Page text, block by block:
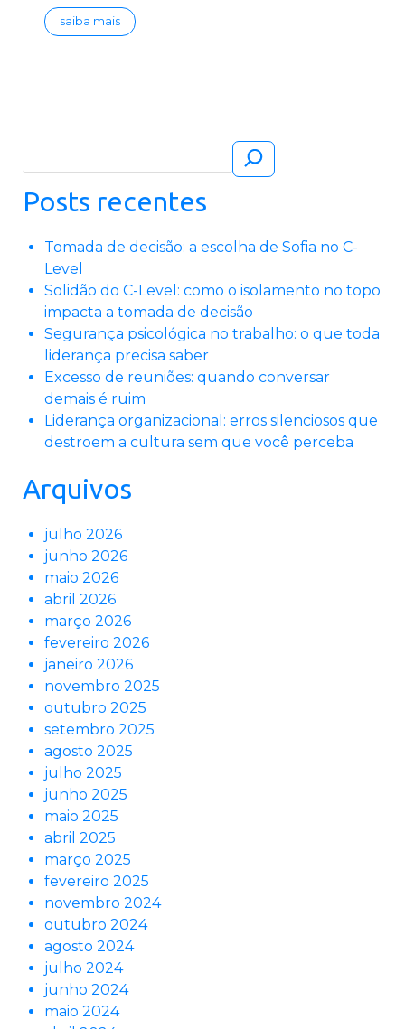
saiba mais
Posts recentes
Tomada de decisão: a escolha de Sofia no C-
Level
Solidão do C-Level: como o isolamento no topo
impacta a tomada de decisão
Segurança psicológica no trabalho: o que toda
liderança precisa saber
Excesso de reuniões: quando conversar
demais é ruim
Liderança organizacional: erros silenciosos que
destroem a cultura sem que você perceba
Arquivos
julho 2026
junho 2026
maio 2026
abril 2026
março 2026
fevereiro 2026
janeiro 2026
novembro 2025
outubro 2025
setembro 2025
agosto 2025
julho 2025
junho 2025
maio 2025
abril 2025
março 2025
fevereiro 2025
novembro 2024
outubro 2024
agosto 2024
julho 2024
junho 2024
maio 2024